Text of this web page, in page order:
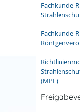
Fachkunde-
Fachkunde-
(MPE)"